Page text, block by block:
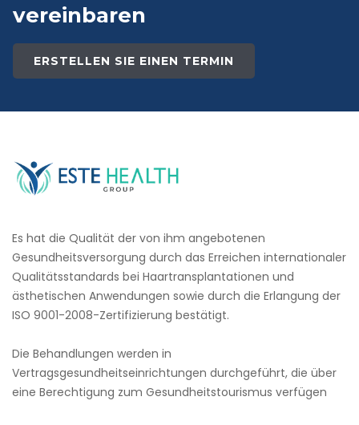
vereinbaren
ERSTELLEN SIE EINEN TERMIN
Es hat die Qualität der von ihm angebotenen
Gesundheitsversorgung durch das Erreichen internationaler
Qualitätsstandards bei Haartransplantationen und
ästhetischen Anwendungen sowie durch die Erlangung der
ISO 9001-2008-Zertifizierung bestätigt.
Die Behandlungen werden in
Vertragsgesundheitseinrichtungen durchgeführt, die über
eine Berechtigung zum Gesundheitstourismus verfügen